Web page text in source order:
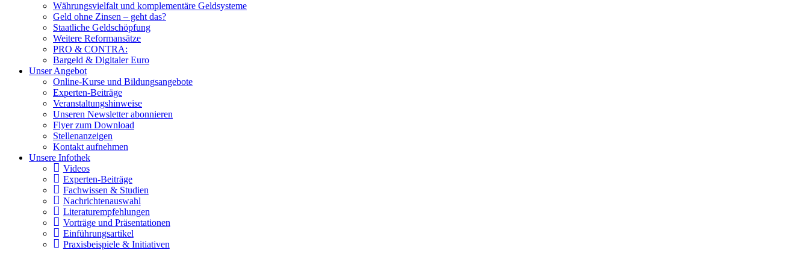
Währungsvielfalt und komplementäre Geldsysteme
Geld ohne Zinsen – geht das?
Staatliche Geldschöpfung
Weitere Reformansätze
PRO & CONTRA:
Bargeld & Digitaler Euro
Unser Angebot
Online-Kurse und Bildungsangebote
Experten-Beiträge
Veranstaltungshinweise
Unseren Newsletter abonnieren
Flyer zum Download
Stellenanzeigen
Kontakt aufnehmen
Unsere Infothek
Videos
Experten-Beiträge
Fachwissen & Studien
Nachrichtenauswahl
Literaturempfehlungen
Vorträge und Präsentationen
Einführungsartikel
Praxisbeispiele & Initiativen